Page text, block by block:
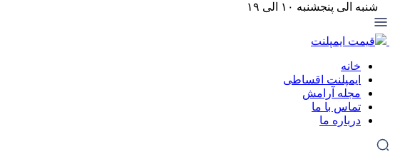
شنبه الی پنجشنبه ۱۰ الی ۱۹
قیمت ایمپلنت
خانه
ایمپلنت اقساطی
مجله آرامش
تماس با ما
درباره ما